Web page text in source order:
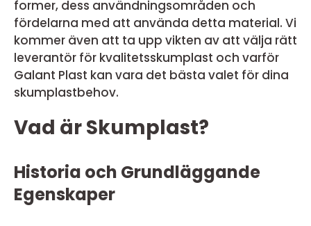
former, dess användningsområden och
fördelarna med att använda detta material. Vi
kommer även att ta upp vikten av att välja rätt
leverantör för kvalitetsskumplast och varför
Galant Plast kan vara det bästa valet för dina
skumplastbehov.
Vad är Skumplast?
Historia och Grundläggande
Egenskaper